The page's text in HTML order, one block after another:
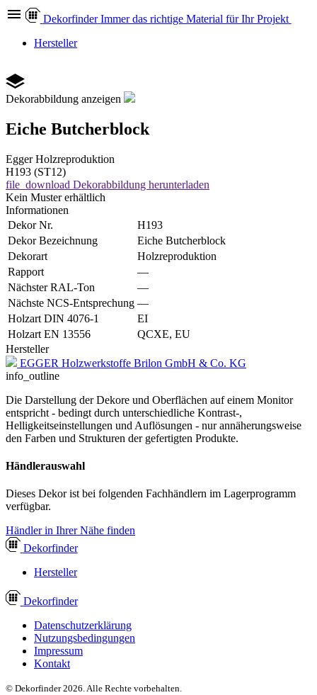
Dekorfinder Immer das richtige Material für Ihr Projekt
Hersteller
Dekorabbildung anzeigen
Eiche Butcherblock
Egger Holzreproduktion
H193 (ST12)
file_download Dekorabbildung herunterladen
Kein Muster erhältlich
Informationen
Dekor Nr.
H193
Dekor Bezeichnung
Eiche Butcherblock
Dekorart
Holzreproduktion
Rapport
—
Nächster RAL-Ton
—
Nächste NCS-Entsprechung —
Holzart DIN 4076-1
EI
Holzart EN 13556
QCXE, EU
Hersteller
EGGER Holzwerkstoffe Brilon GmbH & Co. KG
info_outline
Die Darstellung der Dekore und Oberflächen auf einem Monitor
entspricht - bedingt durch unterschiedliche Kontrast-,
Helligkeitseinstellungen und Auflösungen - nur annäherungsweise
den Farben und Strukturen der gefertigten Produkte.
Händlerauswahl
Dieses Dekor ist bei folgenden Fachhändlern im Lagerprogramm
verfügbar.
Händler in Ihrer Nähe finden
Dekorfinder
Hersteller
Dekorfinder
Datenschutzerklärung
Nutzungsbedingungen
Impressum
Kontakt
© Dekorfinder 2026. Alle Rechte vorbehalten.